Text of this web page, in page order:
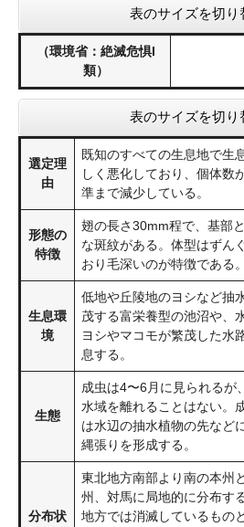
表のサイズを切り
（環境省：絶滅危惧I
類）
表のサイズを切り
選定理
由
既知のすべての生息地で生
しく悪化しており、個体数
準まで減少している。
形態の
特徴
翅の長さ30mm程で、基部
な斑紋がある。体型はずん
おり毛深いのが特徴である。
生息環
境
低地や丘陵地のヨシなど抽
茂する富栄養型の池沼や、
ヨシやマコモが繁茂した水
息する。
生態
成虫は4〜6月に見られるが
水域を離れることはない。
は水辺の抽水植物の先など
縄張りを形成する。
分布状
東北地方南部より南の本州
州、対馬に局地的に分布す
地方では消滅しているもの